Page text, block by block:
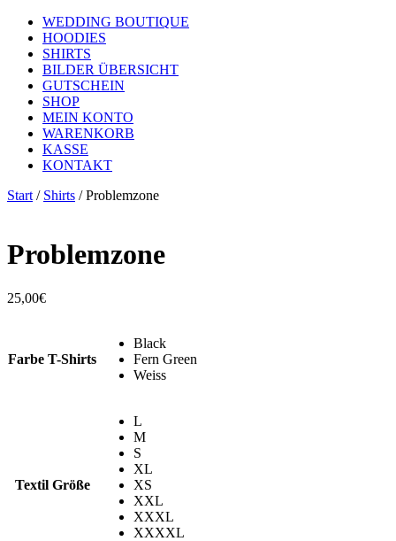
WEDDING BOUTIQUE
HOODIES
SHIRTS
BILDER ÜBERSICHT
GUTSCHEIN
SHOP
MEIN KONTO
WARENKORB
KASSE
KONTAKT
Start / Shirts / Problemzone
Problemzone
25,00€
Farbe T-Shirts
Black
Fern Green
Weiss
Textil Größe
L
M
S
XL
XS
XXL
XXXL
XXXXL